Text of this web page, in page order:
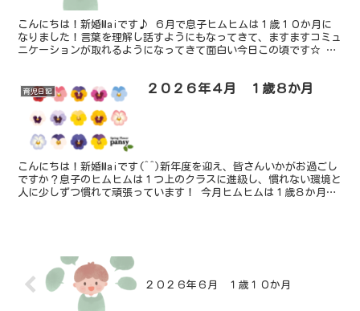
こんにちは！新婚Maiです♪ ６月で息子ヒムヒムは１歳１０か月に
なりました！言葉を理解し話すようにもなってきて、ますますコミュ
ニケーションが取れるようになってきて面白い今日この頃です☆ 先
育児日記 ２０２６年４月 １歳８か月
こんにちは！新婚Maiです(^^)新年度を迎え、皆さんいかがお過ごし
ですか？息子のヒムヒムは１つ上のクラスに進級し、慣れない環境と
人に少しずつ慣れて頑張っています！ 今月ヒムヒムは１歳８か月に
２０２６年６月 １歳１０か月